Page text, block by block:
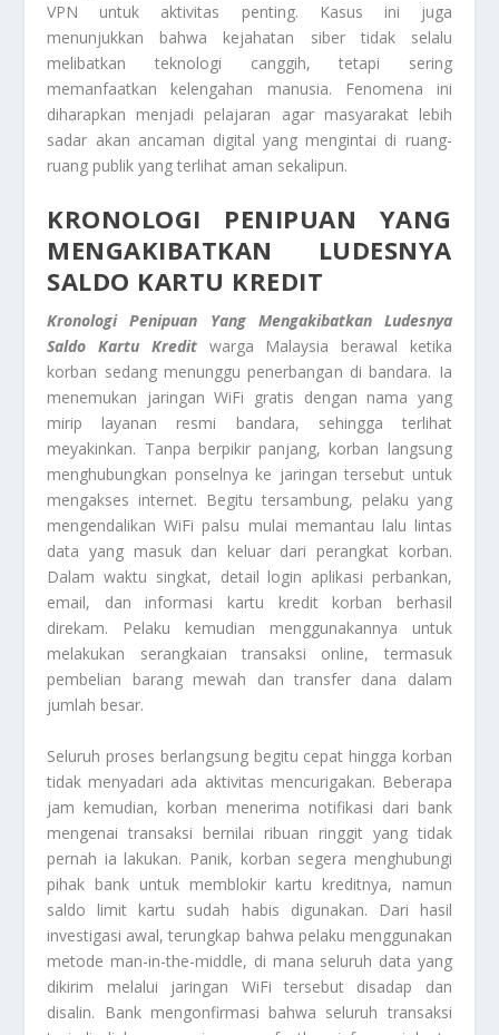
VPN untuk aktivitas penting. Kasus ini juga
menunjukkan bahwa kejahatan siber tidak selalu
melibatkan teknologi canggih, tetapi sering
memanfaatkan kelengahan manusia. Fenomena ini
diharapkan menjadi pelajaran agar masyarakat lebih
sadar akan ancaman digital yang mengintai di ruang-
ruang publik yang terlihat aman sekalipun.
KRONOLOGI PENIPUAN YANG
MENGAKIBATKAN LUDESNYA
SALDO KARTU KREDIT
Kronologi Penipuan Yang Mengakibatkan Ludesnya
Saldo Kartu Kreditwarga Malaysia berawal ketika
korban sedang menunggu penerbangan di bandara. Ia
menemukan jaringan WiFi gratis dengan nama yang
mirip layanan resmi bandara, sehingga terlihat
meyakinkan. Tanpa berpikir panjang, korban langsung
menghubungkan ponselnya ke jaringan tersebut untuk
mengakses internet. Begitu tersambung, pelaku yang
mengendalikan WiFi palsu mulai memantau lalu lintas
data yang masuk dan keluar dari perangkat korban.
Dalam waktu singkat, detail login aplikasi perbankan,
email, dan informasi kartu kredit korban berhasil
direkam. Pelaku kemudian menggunakannya untuk
melakukan serangkaian transaksi online, termasuk
pembelian barang mewah dan transfer dana dalam
jumlah besar.
Seluruh proses berlangsung begitu cepat hingga korban
tidak menyadari ada aktivitas mencurigakan. Beberapa
jam kemudian, korban menerima notifikasi dari bank
mengenai transaksi bernilai ribuan ringgit yang tidak
pernah ia lakukan. Panik, korban segera menghubungi
pihak bank untuk memblokir kartu kreditnya, namun
saldo limit kartu sudah habis digunakan. Dari hasil
investigasi awal, terungkap bahwa pelaku menggunakan
metode man-in-the-middle, di mana seluruh data yang
dikirim melalui jaringan WiFi tersebut disadap dan
disalin. Bank mengonfirmasi bahwa seluruh transaksi